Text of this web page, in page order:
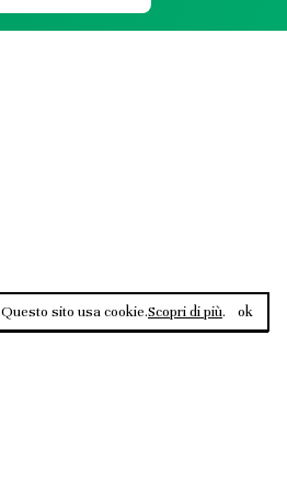
Questo sito usa cookie.Scopri di più. ok